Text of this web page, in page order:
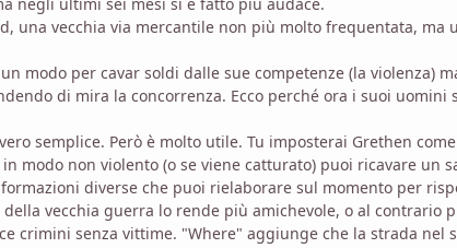
una vecchia via mercantile non più molto frequentata,
modo per cavar soldi dalle sue competenze (la violenza)
di mira la concorrenza. Ecco perché ora i suoi
semplice. Però è molto utile. Tu imposterai Grethen
modo non violento (o se viene catturato) puoi ricavare un
diverse che puoi rielaborare sul momento per
vecchia guerra lo rende più amichevole, o al contrario
crimini senza vittime. "Where" aggiunge che la strada nel